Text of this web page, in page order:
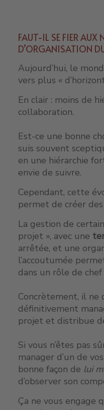
FAUT-IL SE FIER AUX
D’ORGANISATION
Aujourd’hui, le
vers plus «
En clair : moins de
collaboration.
Est-ce une bonne
suis souvent
en une hiérarchie
envie de suivre.
Cependant, cette
permet de créer des
La gestion de
projet », avec une
arrêtée, et une
l’accoutumée
dans un rôle de
Concrètement, il ne
définitivement
projet et distribue
Si vous n’êtes pas
manager d’un de
bonne façon de lui
d’observer son
Ça ne vous engage